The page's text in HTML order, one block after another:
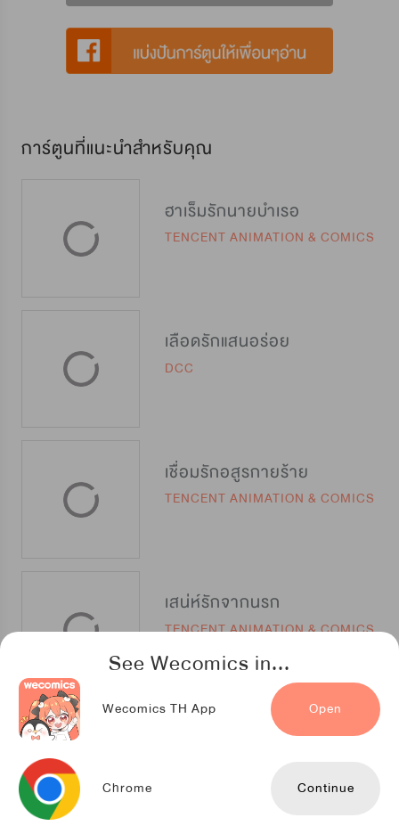
See Wecomics in...
Wecomics TH App Open
Chrome Continue
การ์ตูนที่แนะนำสำหรับคุณ
ฮาเร็มรักนายบำเรอ
TENCENT ANIMATION & COMICS
เลือดรักแสนอร่อย
DCC
เชื่อมรักอสูรกายร้าย
TENCENT ANIMATION & COMICS
เสน่ห์รักจากนรก
TENCENT ANIMATION & COMICS
สังเวยรักนายจอมมาร